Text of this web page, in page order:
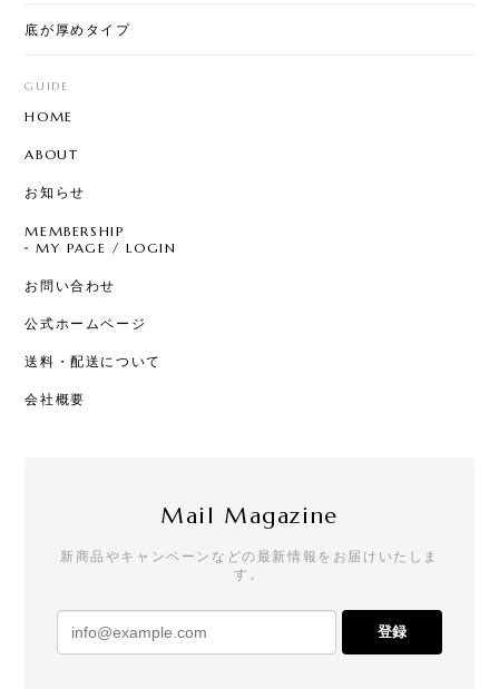
底が厚めタイプ
GUIDE
HOME
ABOUT
お知らせ
MEMBERSHIP
MY PAGE / LOGIN
お問い合わせ
公式ホームページ
送料・配送について
会社概要
Mail Magazine
新商品やキャンペーンなどの最新情報をお届けいたしま
す。
登録